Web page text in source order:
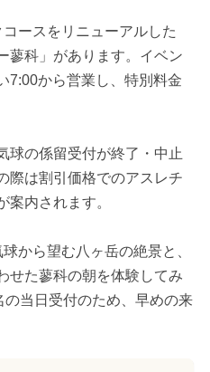
ースをリニューアルした
蓼科」があります。イベン
7:00から営業し、特別料金
球の係留受付が終了・中止
際は割引価格でのアスレチ
案内されます。
から望む八ヶ岳の絶景と、
せた蓼科の朝を体験してみ
当日受付のため、早めの来